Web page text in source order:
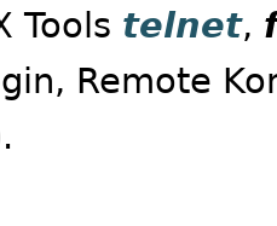
Tools telnet,
Remote